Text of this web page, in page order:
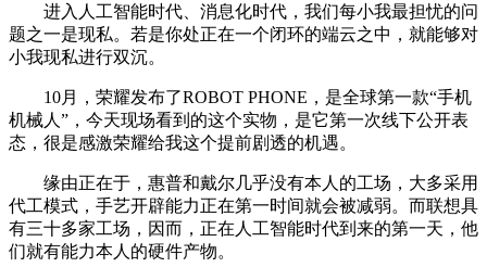
进入人工智能时代、消息化时代，我们每小我最担忧的问
题之一是现私。若是你处正在一个闭环的端云之中，就能够对
小我现私进行双沉。
10月，荣耀发布了ROBOT PHONE，是全球第一款“手机
机械人”，今天现场看到的这个实物，是它第一次线下公开表
态，很是感激荣耀给我这个提前剧透的机遇。
缘由正在于，惠普和戴尔几乎没有本人的工场，大多采用
代工模式，手艺开辟能力正在第一时间就会被减弱。而联想具
有三十多家工场，因而，正在人工智能时代到来的第一天，他
们就有能力本人的硬件产物。